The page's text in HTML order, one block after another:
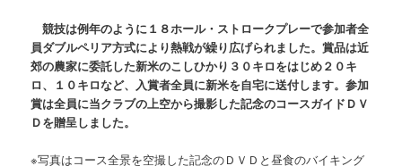
競技は例年のように１８ホール・ストロークプレーで参加者全
員ダブルペリア方式により熱戦が繰り広げられました。賞品は近
郊の農家に委託した新米のこしひかり３０キロをはじめ２０キ
ロ、１０キロなど、入賞者全員に新米を自宅に送付します。参加
賞は全員に当クラブの上空から撮影した記念のコースガイドＤＶ
Ｄを贈呈しました。
※写真はコース全景を空撮した記念のＤＶＤと昼食のバイキング